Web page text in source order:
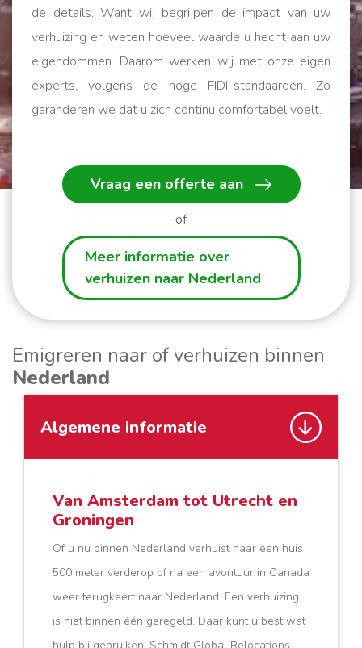
de details. Want wij begrijpen de impact van uw
verhuizing en weten hoeveel waarde u hecht aan uw
eigendommen. Daarom werken wij met onze eigen
experts, volgens de hoge FIDI-standaarden. Zo
garanderen we dat u zich continu comfortabel voelt.
Vraag een offerte aan
of
Meer informatie over
verhuizen naar Nederland
Emigreren naar of verhuizen binnen
Nederland
Algemene informatie
Van Amsterdam tot Utrecht en
Groningen
Of u nu binnen Nederland verhuist naar een huis
500 meter verderop of na een avontuur in Canada
weer terugkeert naar Nederland. Een verhuizing
is niet binnen één geregeld. Daar kunt u best wat